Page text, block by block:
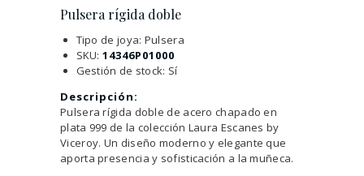
Pulsera rígida doble
Tipo de joya: Pulsera
SKU: 14346P01000
Gestión de stock: Sí
Descripción:
Pulsera rígida doble de acero chapado en
plata 999 de la colección Laura Escanes by
Viceroy. Un diseño moderno y elegante que
aporta presencia y sofisticación a la muñeca.